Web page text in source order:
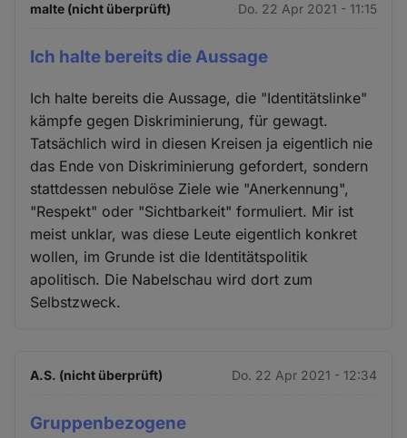
malte (nicht überprüft) Do. 22 Apr 2021 - 11:15
Ich halte bereits die Aussage
Ich halte bereits die Aussage, die "Identitätslinke"
kämpfe gegen Diskriminierung, für gewagt.
Tatsächlich wird in diesen Kreisen ja eigentlich nie
das Ende von Diskriminierung gefordert, sondern
stattdessen nebulöse Ziele wie "Anerkennung",
"Respekt" oder "Sichtbarkeit" formuliert. Mir ist
meist unklar, was diese Leute eigentlich konkret
wollen, im Grunde ist die Identitätspolitik
apolitisch. Die Nabelschau wird dort zum
Selbstzweck.
A.S. (nicht überprüft) Do. 22 Apr 2021 - 12:34
Gruppenbezogene
Cookies